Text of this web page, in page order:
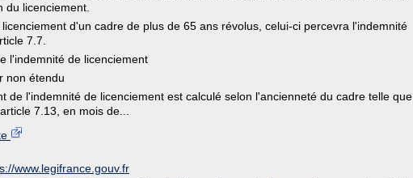
du licenciement.
licenciement d'un cadre de plus de 65 ans révolus, celui-ci percevra l'indemnité
7.7.
l'indemnité de licenciement
non étendu
de l'indemnité de licenciement est calculé selon l'ancienneté du cadre telle que
7.13, en mois de...
www.legifrance.gouv.fr